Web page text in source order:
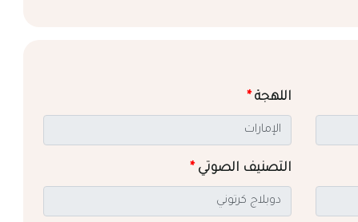
اللهجة*
التصنيف الصوتي*